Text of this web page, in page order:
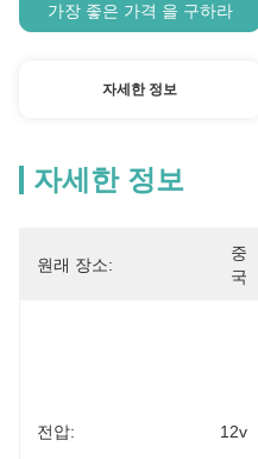
가장 좋은 가격 을 구하라
자세한 정보
자세한 정보
원래 장소:
중
국
전압: 12v